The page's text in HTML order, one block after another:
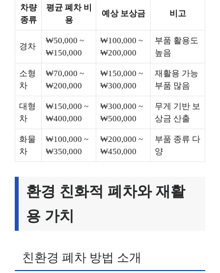
차량
종류
평균 폐차 비
용
예상 보상금 비고
경차
₩50,000 ~
₩150,000
₩100,000 ~
₩200,000
부품 활용도
높음
소형
차
₩70,000 ~
₩200,000
₩150,000 ~
₩300,000
재활용 가능
부품 많음
대형
차
₩150,000 ~
₩400,000
₩300,000 ~
₩500,000
무게 기반 보
상금 산출
화물
차
₩100,000 ~
₩350,000
₩200,000 ~
₩450,000
부품 종류 다
양
환경 친화적 폐차와 재활
용 가치
친환경 폐차 방법 소개